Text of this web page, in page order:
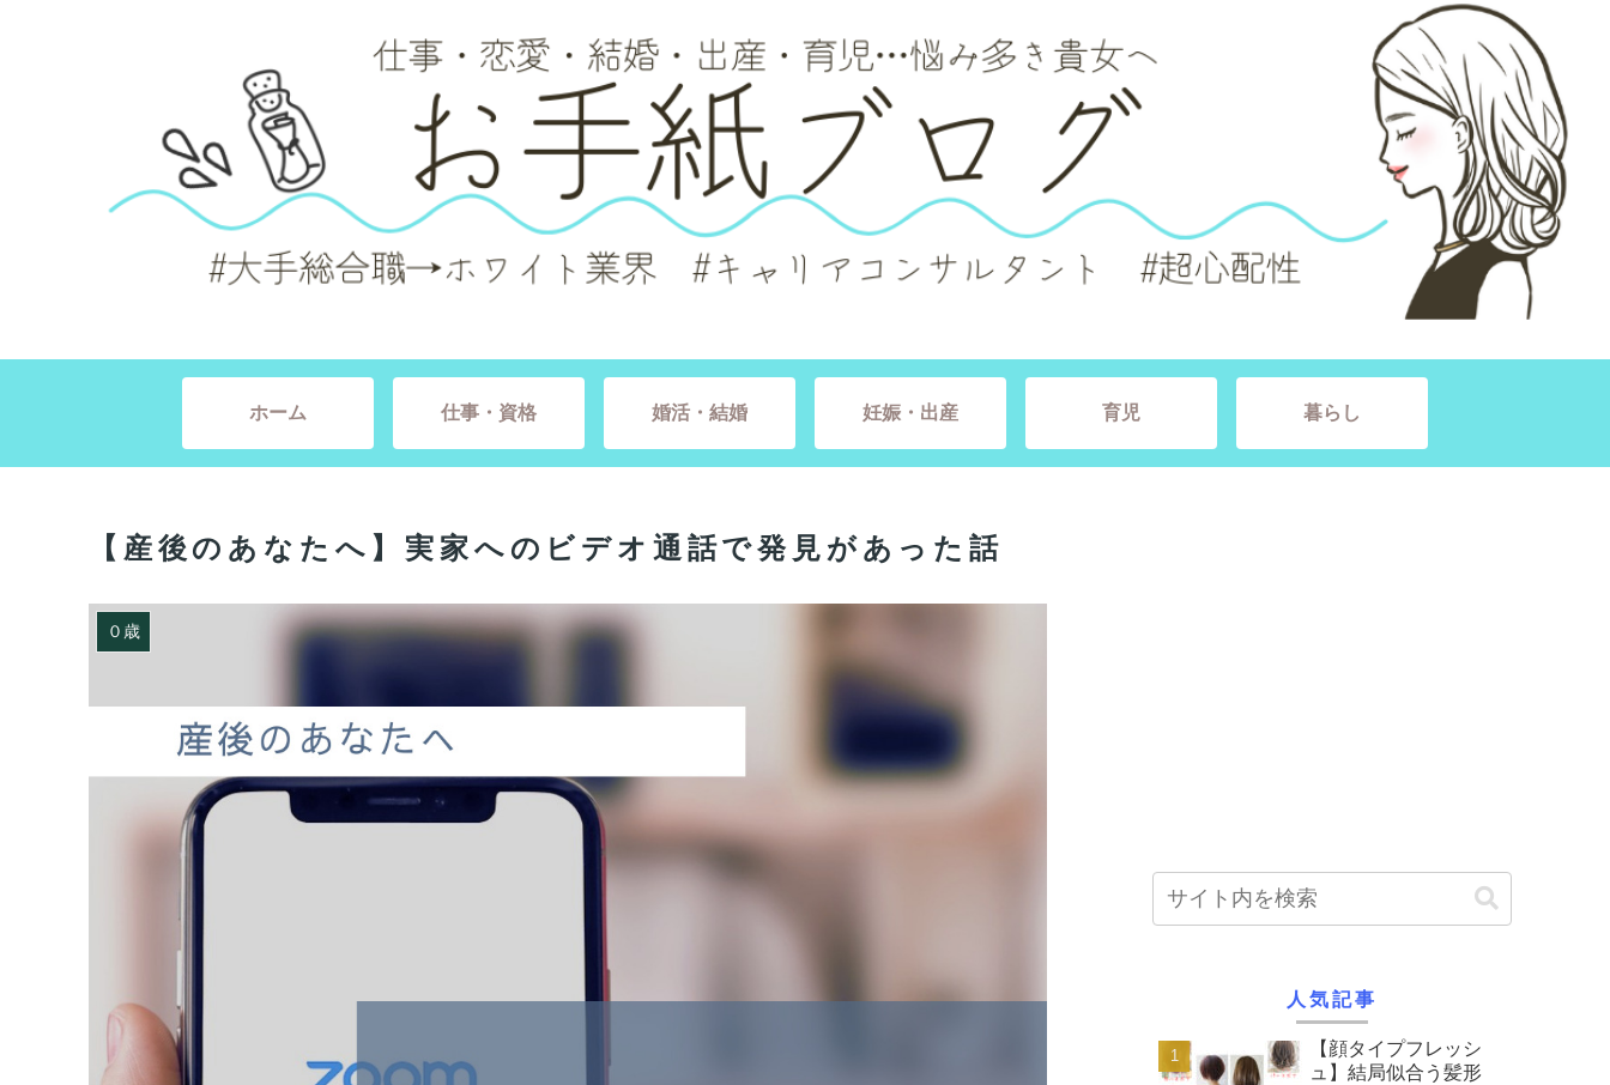
ホーム 仕事・資格 婚活・結婚 妊娠・出産 育児 暮らし
【産後のあなたへ】実家へのビデオ通話で発見があった話
０歳
人気記事
【顔タイプフレッシ
ュ】結局似合う髪形